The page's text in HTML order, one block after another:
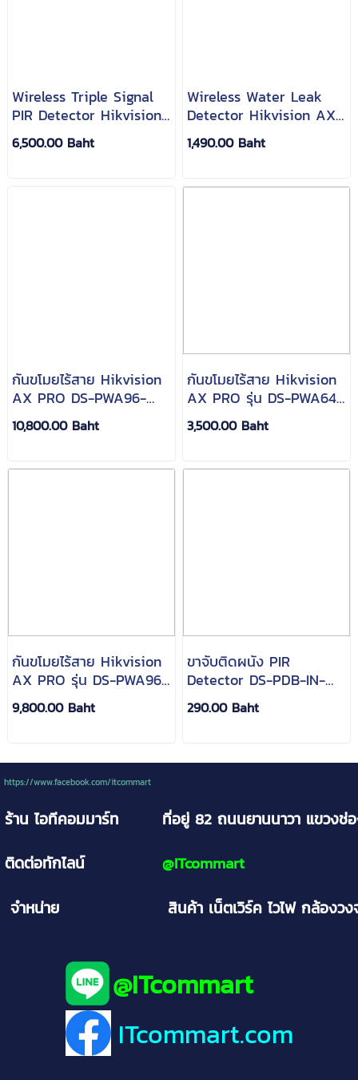
Wireless Triple Signal
PIR Detector Hikvision
AX Pro DS-PDTT15AM-
LM-WB
6,500.00 Baht
Wireless Water Leak
Detector Hikvision AX
Pro DS-PDWL-E-WB
1,490.00 Baht
กันขโมยไร้สาย Hikvision
AX PRO DS-PWA96-
M2-WB HUB Control
10,800.00 Baht
กันขโมยไร้สาย Hikvision
AX PRO รุ่น DS-PWA64-
L-WB
3,500.00 Baht
กันขโมยไร้สาย Hikvision
AX PRO รุ่น DS-PWA96-
M-WB
9,800.00 Baht
ขาจับติดผนัง PIR
Detector DS-PDB-IN-
Universalbracket
Hikvision AX PRO
290.00 Baht
https://www.facebook.com/itcommart
ร้าน ไอทีคอมมาร์ท ที่อยู่ 82 ถนนยานนาวา แขวงช่
ติดต่อทักไลน์
@ITcommart
จำหน่าย
สินค้า เน็ตเวิร์ค ไวไฟ กล้องว
@ITcommart
ITcommart.com